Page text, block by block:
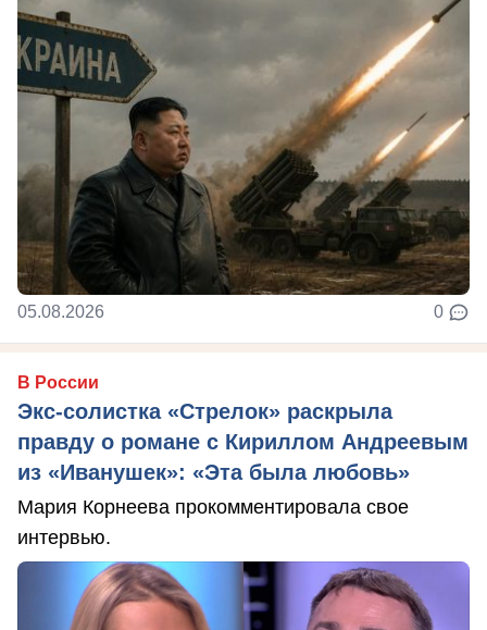
05.08.2026 0
В России
Экс-солистка «Стрелок» раскрыла
правду о романе с Кириллом Андреевым
из «Иванушек»: «Эта была любовь»
Мария Корнеева прокомментировала свое
интервью.